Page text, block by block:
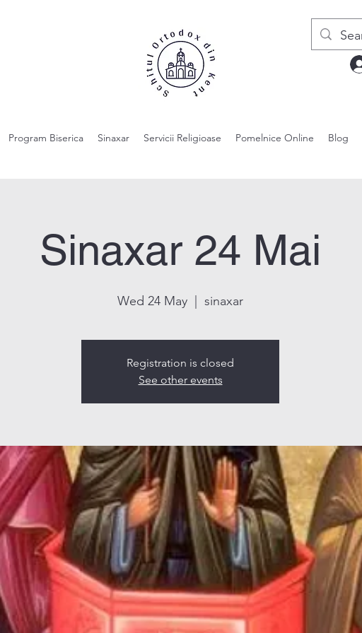
Program Biserica Sinaxar Servicii Religioase Pomelnice Online Blog
Sinaxar 24 Mai
Wed 24 May sinaxar
Registration is closed
See other events